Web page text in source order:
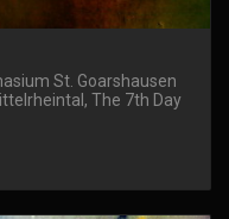
St. Goarshausen
The 7th Day